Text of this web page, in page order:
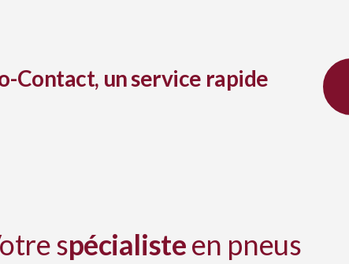
Contact, un service rapide
spécialisteen pneus